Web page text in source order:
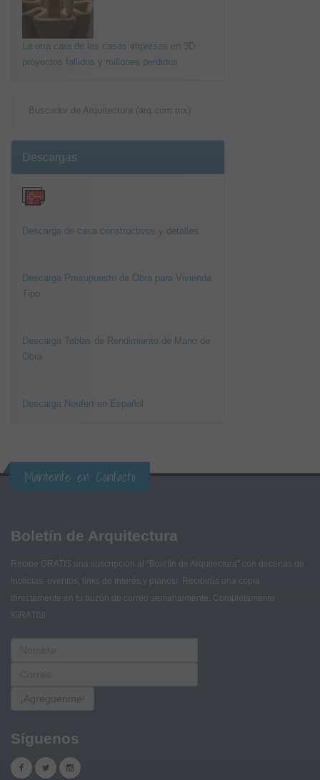
La otra cara de las casas impresas en 3D:
proyectos fallidos y millones perdidos
Buscador de Arquitectura (arq.com.mx)
Descargas
Descarga de casa constructivos y detalles
Descarga Presupuesto de Obra para Vivienda
Tipo
Descarga Tablas de Rendimiento de Mano de
Obra
Descarga Neufert en Español
Mantente en Contacto
Boletín de Arquitectura
Recibe GRATIS una suscripción al "Boletín de Arquitectura" con decenas de
!noticias, eventos, links de interés y planos!. Recibirás una copia
directamente en tu buzón de correo semanalmente. Completamente
!GRATIS!
¡Agreguenme!
Síguenos